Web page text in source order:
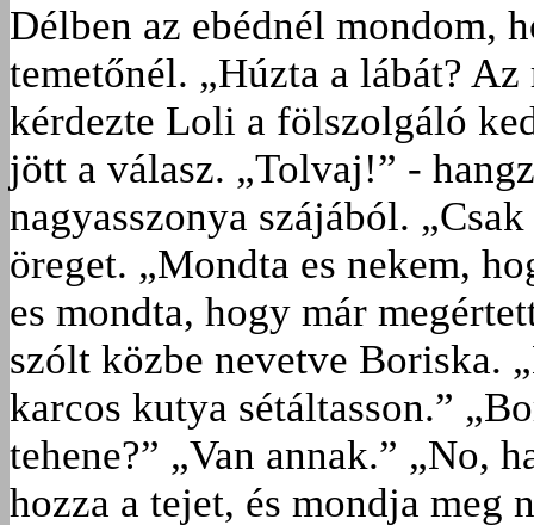
Délben az ebédnél mondom,
temetőnél. „Húzta a lábát?
kérdezte Loli a fölszolgáló
jött a válasz. „Tolvaj!” -
nagyasszonya szájából.
öreget. „Mondta es nekem,
es mondta, hogy már
szólt közbe nevetve Boriska.
karcos kutya sétáltasson.”
tehene?” „Van annak.” „No,
hozza a tejet, és mondja meg